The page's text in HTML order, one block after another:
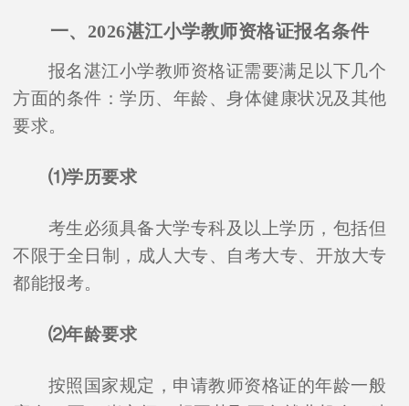
一、2026湛江小学教师资格证报名条件
报名湛江小学教师资格证需要满足以下几个
方面的条件：学历、年龄、身体健康状况及其他
要求。
⑴学历要求
考生必须具备大学专科及以上学历，包括但
不限于全日制，成人大专、自考大专、开放大专
都能报考。
⑵年龄要求
按照国家规定，申请教师资格证的年龄一般